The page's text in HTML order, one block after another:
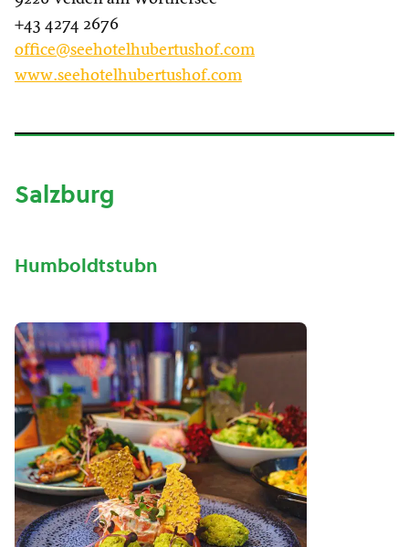
+43 4274 2676
office@seehotelhubertushof.com
www.seehotelhubertushof.com
Salzburg
Humboldtstubn